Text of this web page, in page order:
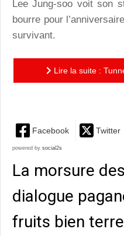
Lee Jung-soo voit son
bourre pour
survivant.
Lire la suite :
Facebook Twitter
powered by social2s
La morsure
dialogue
fruits bien